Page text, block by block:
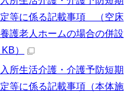
定等に係る記載事項 （空床
護老人ホームの場合の併設
）
所生活介護・介護予防短期
等に係る記載事項（本体施